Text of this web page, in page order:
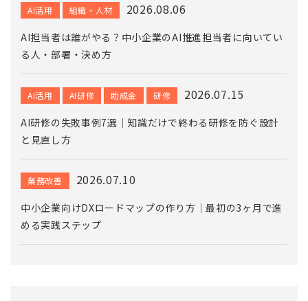
AI活用 組織・人材 2026.08.06
AI担当者は誰がやる？中小企業のAI推進担当者に向いてい
る人・部署・決め方
AI活用 AI研修 助成金 研修 2026.07.15
AI研修の失敗事例7選｜知識だけで終わる研修を防ぐ設計
と見直し方
業務改善 2026.07.10
中小企業向けDXロードマップの作り方｜最初の3ヶ月で進
める実践ステップ